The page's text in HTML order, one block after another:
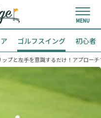
ゴルフスイング 初心者
ップと左手を意識するだけ！アプロー